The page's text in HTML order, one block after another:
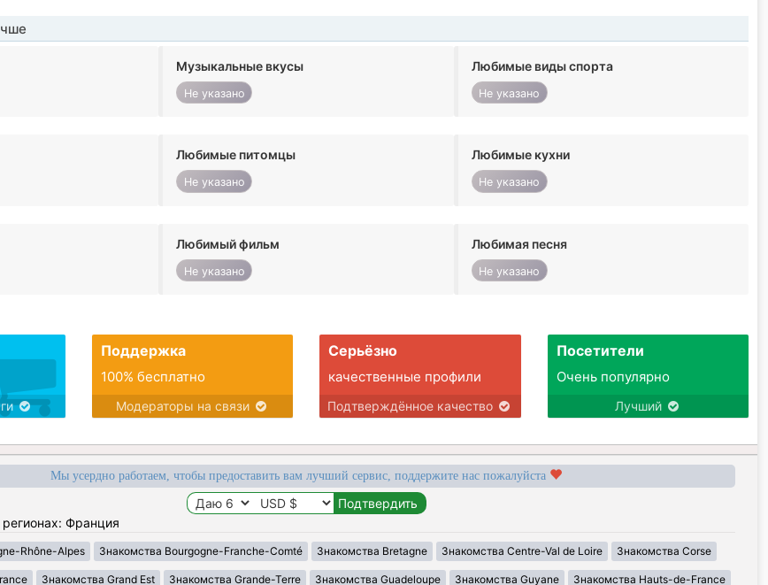
Музыкальные вкусы
Не указано
Любимые виды спорта
Не указано
Любимые питомцы
Не указано
Любимые кухни
Не указано
Любимый фильм
Не указано
Любимая песня
Не указано
Поддержка
100% бесплатно
Модераторы на связи
Серьёзно
качественные профили
Подтверждённое качество
Посетители
Очень популярно
Лучший
Мы усердно работаем, чтобы предоставить вам лучший сервис, поддержите нас пожалуйста
Франция
Rhône-Alpes Знакомства Bourgogne-Franche-Comté Знакомства Bretagne Знакомства Centre-Val de Loire Знакомства Corse
Знакомства Grand Est Знакомства Grande-Terre Знакомства Guadeloupe Знакомства Guyane Знакомства Hauts-de-France